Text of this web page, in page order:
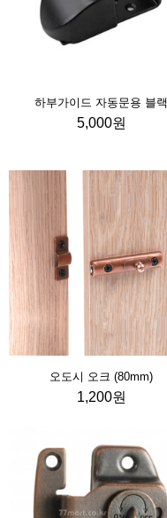
하부가이드 자동문용 블랙
5,000원
오도시 오크 (80mm)
1,200원